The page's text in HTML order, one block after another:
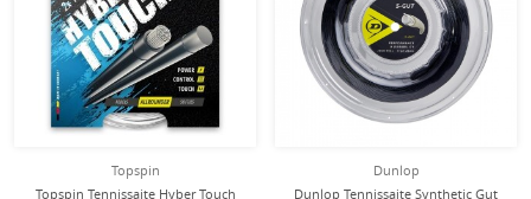
Topspin
Topspin Tennissaite Hyber Touch
Dunlop
Dunlop Tennissaite Synthetic Gut